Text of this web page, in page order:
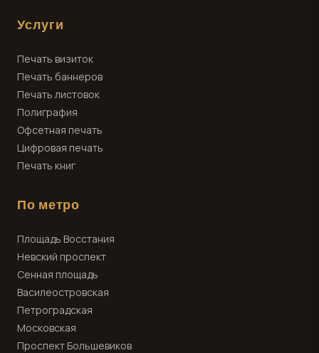
Услуги
Печать визиток
Печать баннеров
Печать листовок
Полиграфия
Офсетная печать
Цифровая печать
Печать книг
По метро
Площадь Восстания
Невский проспект
Сенная площадь
Василеостровская
Петроградская
Московская
Проспект Большевиков